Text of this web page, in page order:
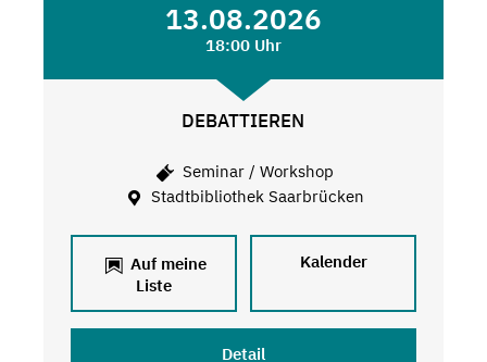
13.08.2026
18:00 Uhr
DEBATTIEREN
Seminar / Workshop
Stadtbibliothek Saarbrücken
Auf meine
Liste
Kalender
Detail